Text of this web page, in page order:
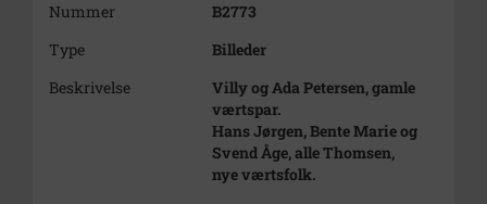
Nummer
B2773
Type
Billeder
Beskrivelse
Villy og Ada Petersen, gamle
værtspar.
Hans Jørgen, Bente Marie og
Svend Åge, alle Thomsen,
nye værtsfolk.